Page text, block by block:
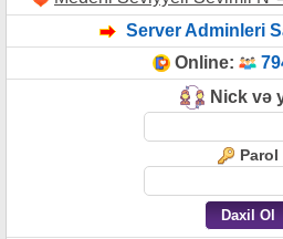
Server Adminleri
Online:
Nick və
Parol